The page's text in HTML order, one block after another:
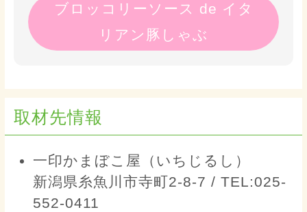
ブロッコリーソース de イタ
リアン豚しゃぶ
取材先情報
一印かまぼこ屋（いちじるし）
新潟県糸魚川市寺町2-8-7 / TEL:025-
552-0411